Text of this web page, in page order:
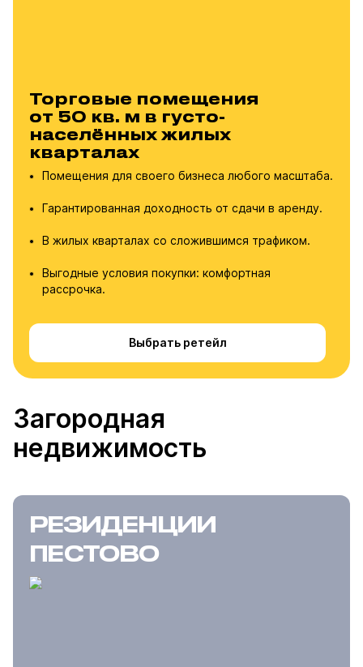
Торговые помещения
от 50 кв. м в густо-
населённых жилых
кварталах
Помещения для своего бизнеса любого масштаба.
Гарантированная доходность от сдачи в аренду.
В жилых кварталах со сложившимся трафиком.
Выгодные условия покупки: комфортная
рассрочка.
Выбрать ретейл
Загородная
недвижимость
РЕЗИДЕНЦИИ
ПЕСТОВО